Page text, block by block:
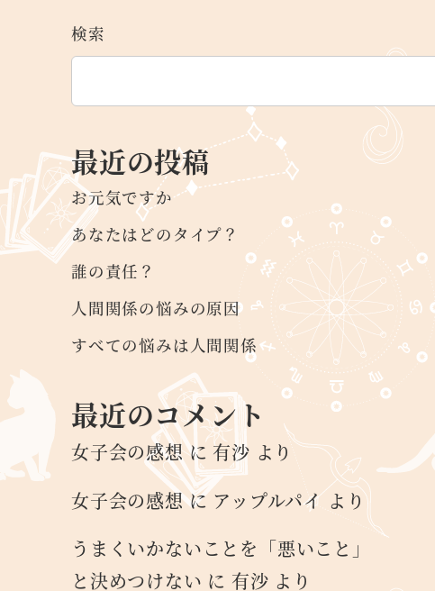
検索
最近の投稿
お元気ですか
あなたはどのタイプ？
誰の責任？
人間関係の悩みの原因
すべての悩みは人間関係
最近のコメント
女子会の感想に 有沙 より
女子会の感想にアップルパイ より
うまくいかないことを「悪いこと」
と決めつけない に 有沙 より